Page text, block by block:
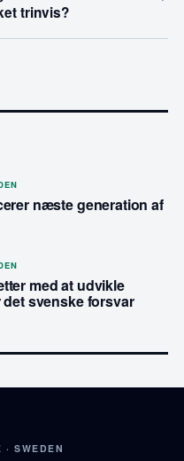
trinvis?
næste generation af
med at udvikle
svenske forsvar
· SWEDEN